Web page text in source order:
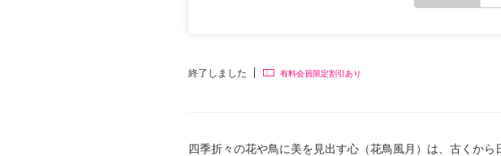
終了しました 有料会員限定割引あり
四季折々の花や鳥に美を見出す心（花鳥風月）は、古くか